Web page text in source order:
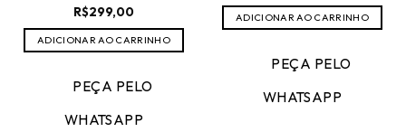
R$299,00
ADICIONAR AO CARRINHO
PEÇA PELO
WHATSAPP
ADICIONAR AO CARRINHO
PEÇA PELO
WHATSAPP